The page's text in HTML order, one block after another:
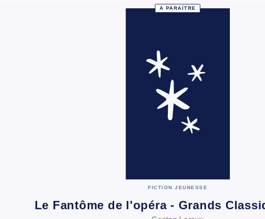
À PARAÎTRE
FICTION JEUNESSE
Le Fantôme de l'opéra - Grands